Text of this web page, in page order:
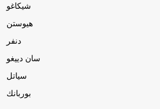
شيكاغو
هيوستن
دنفر
سان دييغو
سياتل
بوربانك